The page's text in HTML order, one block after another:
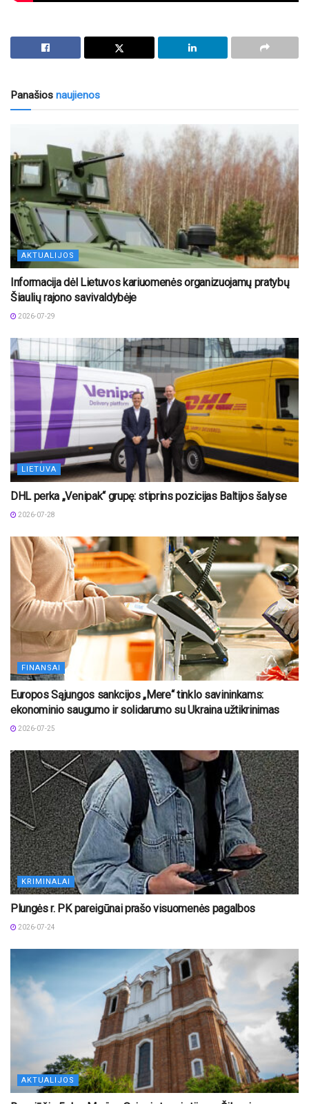
Panašios naujienos
AKTUALIJOS
Informacija dėl Lietuvos kariuomenės organizuojamų pratybų
Šiaulių rajono savivaldybėje
2026-07-29
LIETUVA
DHL perka „Venipak“ grupę: stiprins pozicijas Baltijos šalyse
2026-07-28
FINANSAI
Europos Sąjungos sankcijos „Mere“ tinklo savininkams:
ekonominio saugumo ir solidarumo su Ukraina užtikrinimas
2026-07-25
KRIMINALAI
Plungės r. PK pareigūnai prašo visuomenės pagalbos
2026-07-24
AKTUALIJOS